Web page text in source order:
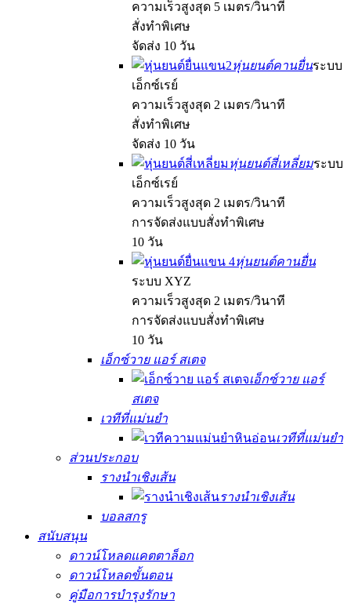
ความเร็วสูงสุด 5 เมตร/วินาที
สั่งทำพิเศษ
จัดส่ง 10 วัน
หุ่นยนต์คานยื่นระบบ
เอ็กซ์เรย์
ความเร็วสูงสุด 2 เมตร/วินาที
สั่งทำพิเศษ
จัดส่ง 10 วัน
หุ่นยนต์สี่เหลี่ยมระบบ
เอ็กซ์เรย์
ความเร็วสูงสุด 2 เมตร/วินาที
การจัดส่งแบบสั่งทำพิเศษ
10 วัน
หุ่นยนต์คานยื่น
ระบบ XYZ
ความเร็วสูงสุด 2 เมตร/วินาที
การจัดส่งแบบสั่งทำพิเศษ
10 วัน
เอ็กซ์วาย แอร์ สเตจ
เอ็กซ์วาย แอร์
สเตจ
เวทีที่แม่นยำ
เวทีที่แม่นยำ
ส่วนประกอบ
รางนำเชิงเส้น
รางนำเชิงเส้น
บอลสกรู
สนับสนุน
ดาวน์โหลดแคตตาล็อก
ดาวน์โหลดขั้นตอน
คู่มือการบำรุงรักษา